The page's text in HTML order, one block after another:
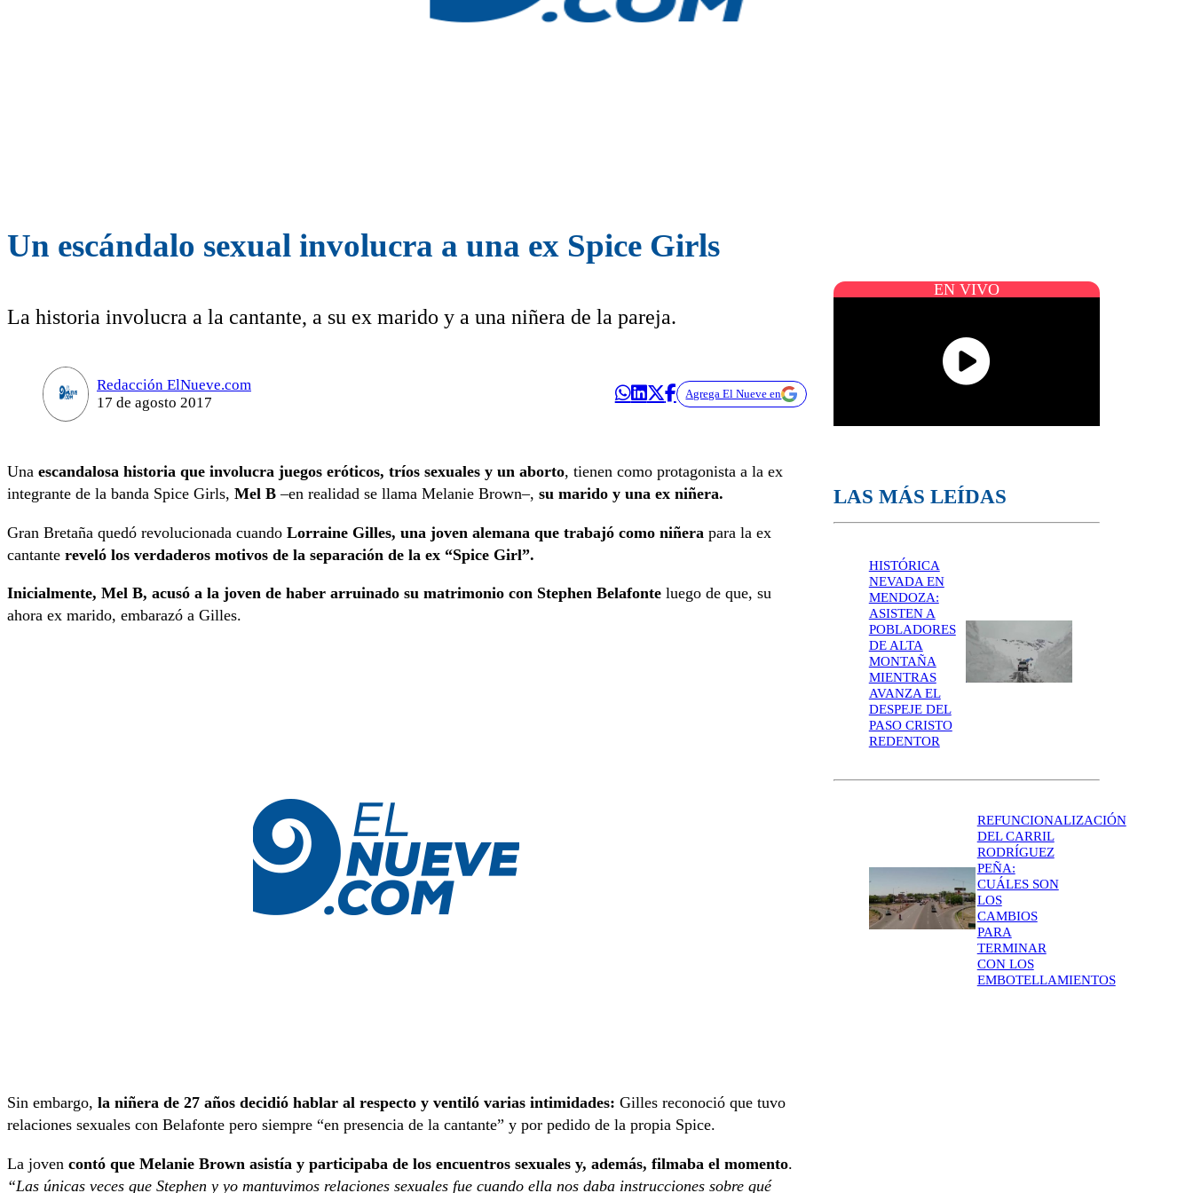
Un escándalo sexual involucra a una ex Spice Girls
La historia involucra a la cantante, a su ex marido y a una niñera de la pareja.
Redacción ElNueve.com
17 de agosto 2017
Agrega El Nueve en
Una escandalosa historia que involucra juegos eróticos, tríos sexuales y un aborto, tienen como protagonista a la ex
integrante de la banda Spice Girls, Mel B–en realidad se llama Melanie Brown–, su marido y una ex niñera.
Gran Bretaña quedó revolucionada cuando Lorraine Gilles, una joven alemana que trabajó como niñera para la ex
cantante reveló los verdaderos motivos de la separación de la ex “Spice Girl”.
Inicialmente, Mel B, acusó a la joven de haber arruinado su matrimonio con Stephen Belafonte luego de que, su
ahora ex marido, embarazó a Gilles.
Sin embargo, la niñera de 27 años decidió hablar al respecto y ventiló varias intimidades: Gilles reconoció que tuvo
relaciones sexuales con Belafonte pero siempre “en presencia de la cantante” y por pedido de la propia Spice.
La joven contó que Melanie Brown asistía y participaba de los encuentros sexuales y, además, filmaba el momento.
“Las únicas veces que Stephen y yo mantuvimos relaciones sexuales fue cuando ella nos daba instrucciones sobre qué
EN VIVO
LAS MÁS LEÍDAS
HISTÓRICA
NEVADA EN
MENDOZA:
ASISTEN A
POBLADORES
DE ALTA
MONTAÑA
MIENTRAS
AVANZA EL
DESPEJE DEL
PASO CRISTO
REDENTOR
REFUNCIONALIZACIÓN
DEL CARRIL
RODRÍGUEZ
PEÑA:
CUÁLES SON
LOS
CAMBIOS
PARA
TERMINAR
CON LOS
EMBOTELLAMIENTOS